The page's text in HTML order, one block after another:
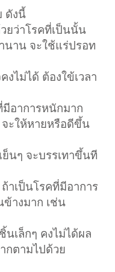
ดังนี้
ยว่าโรคที่เป็นนั้น
นาน จะใช้แร่ปรอท
งไม่ได้ ต้องใข้เวลา
มีอาการหนักมาก
ะให้หายหรือดีขึ้น
นๆ จะบรรเทาขึ้นที
าเป็นโรคที่มีอาการ
างมาก เช่น
เล็กๆ คงไม่ได้ผล
กตามไปด้วย